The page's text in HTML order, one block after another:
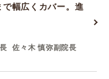
幅広くカバー。進
佐々⽊ 慎弥副院⻑